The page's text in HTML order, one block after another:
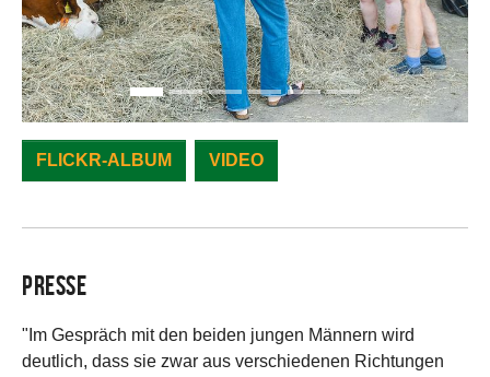
FLICKR-ALBUM VIDEO
Presse
"Im Gespräch mit den beiden jungen Männern wird
deutlich, dass sie zwar aus verschiedenen Richtungen